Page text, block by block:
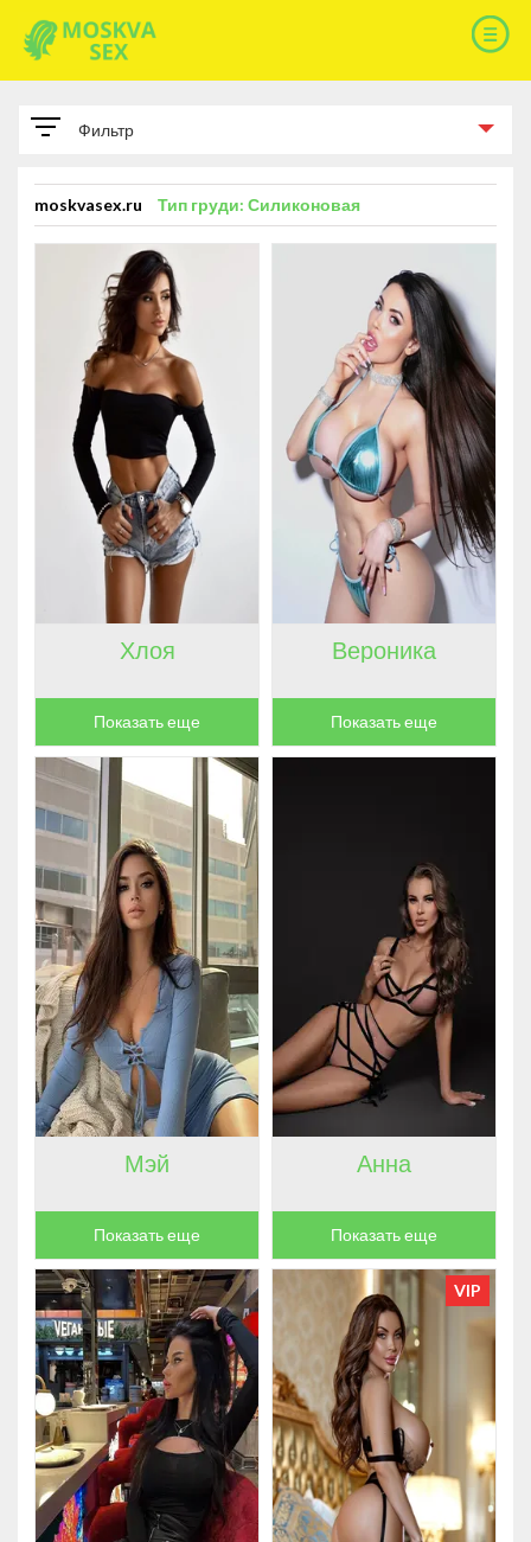
Фильтр
ПАРАМЕТРЫ
РАЗМЕР ГРУДИ
Размер груди A
Размер груди B
178
Размер груди C
114
Размер груди D
14
Размер груди E
6
Размер груди F
1
КИСКУ БРЕЕТ
ЦВЕТ ВОЛОС
ГОРОД
ЯЗЫКИ
ОРИЕНТАЦИЯ
moskvasex.ru Тип груди: Силиконовая
Хлоя
Показать еще
Вероника
Показать еще
Мэй
Показать еще
Анна
Показать еще
VIP